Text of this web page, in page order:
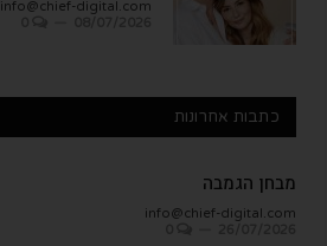
info@chief-digital.com
כתבות אחרונות
מבחן הגמבה
info@chief-digital.com